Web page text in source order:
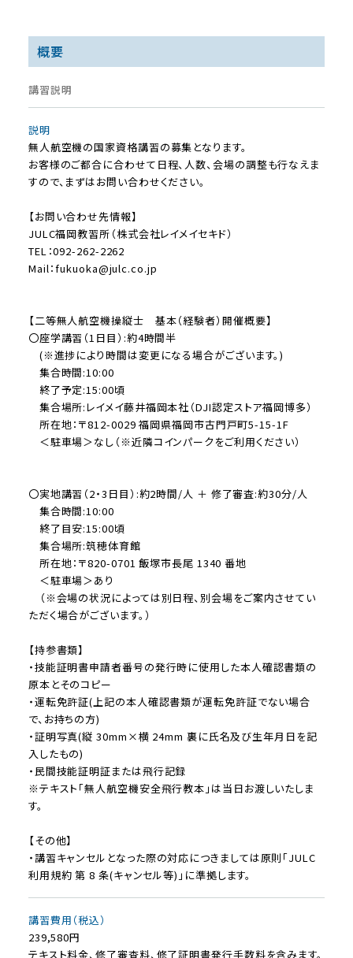
概要
講習説明
説明
無人航空機の国家資格講習の募集となります。
お客様のご都合に合わせて日程、人数、会場の調整も行なえま
すので、まずはお問い合わせください。
【お問い合わせ先情報】
JULC福岡教習所（株式会社レイメイセキド）
TEL：092-262-2262
Mail：fukuoka@julc.co.jp
【二等無人航空機操縦士 基本（経験者）開催概要】
〇座学講習（1日目）:約4時間半
(※進捗により時間は変更になる場合がございます。)
集合時間:10:00
終了予定:15:00頃
集合場所:レイメイ藤井福岡本社（DJI認定ストア福岡博多）
所在地：〒812-0029 福岡県福岡市古門戸町5-15-1F
＜駐車場＞なし（※近隣コインパークをご利用ください）
〇実地講習（2・3日目）:約2時間/人 ＋ 修了審査:約30分/人
集合時間:10:00
終了目安:15:00頃
集合場所:筑穂体育館
所在地：〒820-0701 飯塚市長尾 1340 番地
＜駐車場＞あり
（※会場の状況によっては別日程、別会場をご案内させてい
ただく場合がございます。）
【持参書類】
・技能証明書申請者番号の発行時に使用した本人確認書類の
原本とそのコピー
・運転免許証(上記の本人確認書類が運転免許証でない場合
で、お持ちの方)
・証明写真(縦 30mm×横 24mm 裏に氏名及び生年月日を記
入したもの)
・民間技能証明証または飛行記録
※テキスト「無人航空機安全飛行教本」は当日お渡しいたしま
す。
【その他】
・講習キャンセルとなった際の対応につきましては原則「JULC
利用規約 第 8 条(キャンセル等)」に準拠します。
講習費用（税込）
239,580円
テキスト料金、修了審査料、修了証明書発行手数料を含みます。